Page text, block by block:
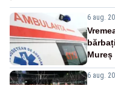
6 aug.
Mureș
6 aug.